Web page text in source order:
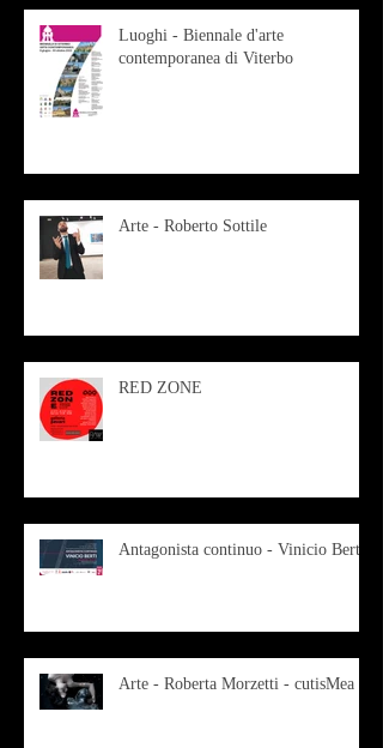
Luoghi - Biennale d'arte
contemporanea di Viterbo
Arte - Roberto Sottile
RED ZONE
Antagonista continuo - Vinicio Berti
Arte - Roberta Morzetti - cutisMea